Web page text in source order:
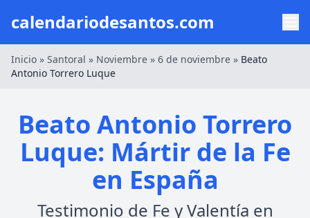
calendariodesantos.com
Inicio » Santoral » Noviembre » 6 de noviembre » Beato
Antonio Torrero Luque
Beato Antonio Torrero
Luque: Mártir de la Fe
en España
Testimonio de Fe y Valentía en